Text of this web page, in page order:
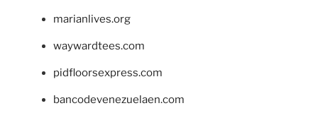
marianlives.org
waywardtees.com
pidfloorsexpress.com
bancodevenezuelaen.com